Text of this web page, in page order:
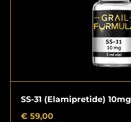
SS-31 (Elamipretide) 10mg
€ 59,00